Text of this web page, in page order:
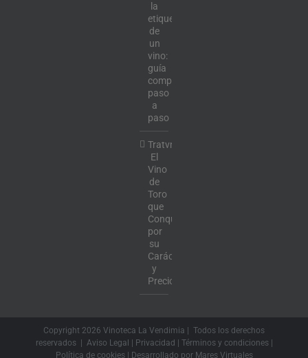
la
etiqueta
de
un
vino:
guía
completa
paso
a
paso
Tratvm:
El
Vino
de
Toro
que
Conquista
por
su
Carácter
y
Precio
Copyright 2026 Vinoteca La Vendimia | Todos los derechos
reservados | Aviso Legal Privacidad Términos y condiciones|
Política de cookies| Desarrollado por Mares Virtuales